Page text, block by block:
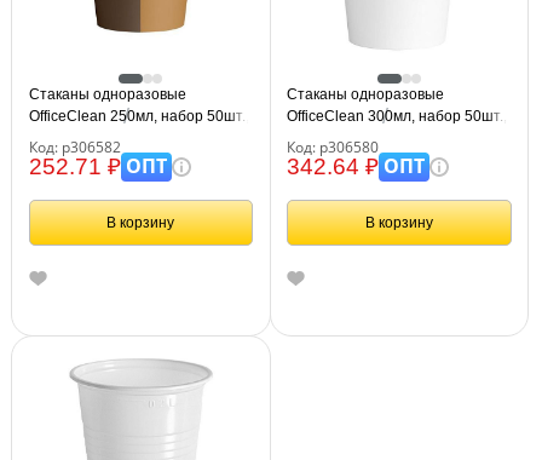
Стаканы одноразовые
OfficeClean 250мл, набор 50шт.,
печатью, хол/гор
Код: р306582
252.71 ₽ОПТ
В корзину
Стаканы одноразовые
OfficeClean 300мл, набор 50шт.,
белые, хол/гор
Код: р306580
342.64 ₽ОПТ
В корзину